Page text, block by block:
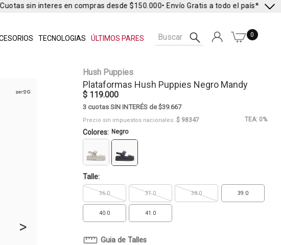
TECNOLOGIAS ÚLTIMOS PARES
sin interes en compras desde $150.000• Envío Gratis a todo el país* •Envío
0
>
Hush Puppies
Plataformas Hush Puppies Negro Mandy
$ 119.000
3 cuotas SIN INTERÉS de $39.667
Precio sin impuestos nacionales: $ 98347 TEA: 0%
Colores: Negro
Talle:
36.0 37.0 38.0 39.0
40.0 41.0
Guia de Talles